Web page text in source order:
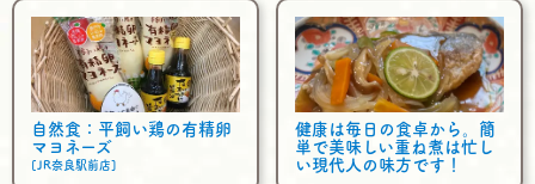
自然食：平飼い鶏の有精卵
マヨネーズ
[JR奈良駅前店]
健康は毎日の食卓から。簡
単で美味しい重ね煮は忙し
い現代人の味方です！